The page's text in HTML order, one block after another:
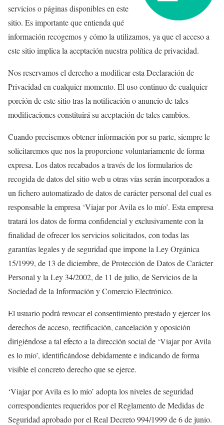
servicios o páginas disponibles en este
sitio. Es importante que entienda qué
información recogemos y cómo la utilizamos, ya que el acceso a
este sitio implica la aceptación nuestra política de privacidad.
Nos reservamos el derecho a modificar esta Declaración de
Privacidad en cualquier momento. El uso continuo de cualquier
porción de este sitio tras la notificación o anuncio de tales
modificaciones constituirá su aceptación de tales cambios.
Cuando precisemos obtener información por su parte, siempre le
solicitaremos que nos la proporcione voluntariamente de forma
expresa. Los datos recabados a través de los formularios de
recogida de datos del sitio web u otras vías serán incorporados a
un fichero automatizado de datos de carácter personal del cual es
responsable la empresa ‘Viajar por Avila es lo mío’. Esta empresa
tratará los datos de forma confidencial y exclusivamente con la
finalidad de ofrecer los servicios solicitados, con todas las
garantías legales y de seguridad que impone la Ley Orgánica
15/1999, de 13 de diciembre, de Protección de Datos de Carácter
Personal y la Ley 34/2002, de 11 de julio, de Servicios de la
Sociedad de la Información y Comercio Electrónico.
El usuario podrá revocar el consentimiento prestado y ejercer los
derechos de acceso, rectificación, cancelación y oposición
dirigiéndose a tal efecto a la dirección social de ‘Viajar por Avila
es lo mío’, identificándose debidamente e indicando de forma
visible el concreto derecho que se ejerce.
‘Viajar por Avila es lo mío’ adopta los niveles de seguridad
correspondientes requeridos por el Reglamento de Medidas de
Seguridad aprobado por el Real Decreto 994/1999 de 6 de junio.